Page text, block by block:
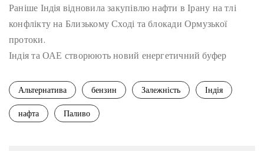
Раніше Індія відновила закупівлю нафти в Ірану на тлі
конфлікту на Близькому Сході та блокади Ормузької
протоки.
Індія та ОАЕ створюють новий енергетичний буфер
Альтернатива бензин Залежність
Індія
нафта
Паливо